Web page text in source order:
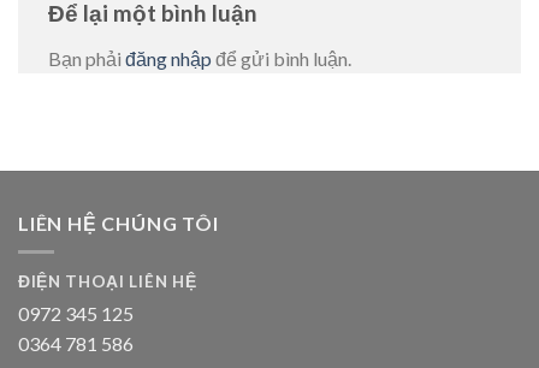
Để lại một bình luận
Bạn phải đăng nhập để gửi bình luận.
LIÊN HỆ CHÚNG TÔI
ĐIỆN THOẠI LIÊN HỆ
0972 345 125
0364 781 586